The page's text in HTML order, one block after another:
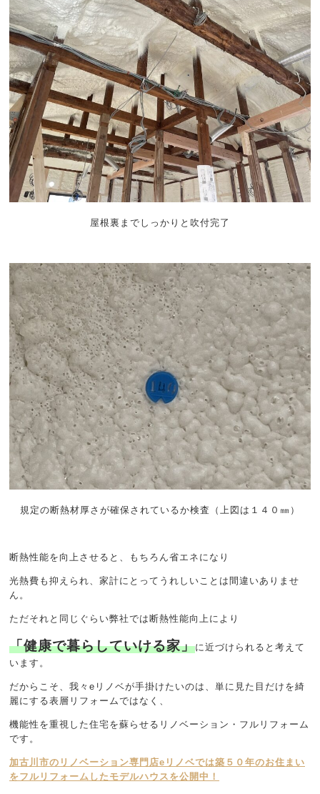
屋根裏までしっかりと吹付完了
規定の断熱材厚さが確保されているか検査（上図は１４０㎜）
断熱性能を向上させると、もちろん省エネになり
光熱費も抑えられ、家計にとってうれしいことは間違いありませ
ん。
ただそれと同じぐらい弊社では断熱性能向上により
「健康で暮らしていける家」に近づけられると考えて
います。
だからこそ、我々eリノベが手掛けたいのは、単に見た目だけを綺
麗にする表層リフォームではなく、
機能性を重視した住宅を蘇らせるリノベーション・フルリフォーム
です。
加古川市のリノベーション専門店eリノベでは築５０年のお住まい
をフルリフォームしたモデルハウスを公開中！